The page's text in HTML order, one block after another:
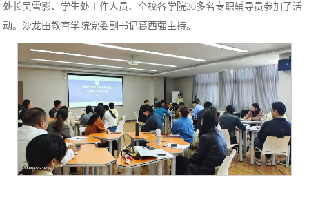
处长吴雪影、学生处工作人员、全校各学院30多名专职辅导员参加了活
动。沙龙由教育学院党委副书记葛西强主持。